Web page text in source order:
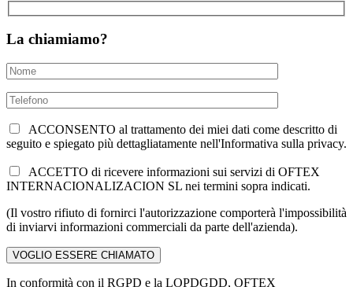
La chiamiamo?
ACCONSENTO al trattamento dei miei dati come descritto di
seguito e spiegato più dettagliatamente nell'Informativa sulla privacy.
ACCETTO di ricevere informazioni sui servizi di OFTEX
INTERNACIONALIZACION SL nei termini sopra indicati.
(Il vostro rifiuto di fornirci l'autorizzazione comporterà l'impossibilità
di inviarvi informazioni commerciali da parte dell'azienda).
In conformità con il RGPD e la LOPDGDD, OFTEX